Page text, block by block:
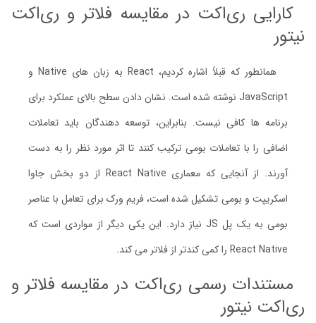
کارایی ری‌اکت در مقایسه فلاتر و ری‌اکت
نیتور
همانطور که قبلاً اشاره کردیم، React به زبان های Native و
JavaScript نوشته شده است. نشان دادن سطح بالای عملکرد برای
برنامه ها کافی نیست. بنابراین، توسعه دهندگان باید تعاملات
اضافی را با تعاملات بومی ترکیب کنند تا اثر مورد نظر را به دست
آورند. از آنجایی که معماری React Native از دو بخش جاوا
اسکریپت و بومی تشکیل شده است، فریم ورک برای تعامل با عناصر
بومی به یک پل JS نیاز دارد. این یکی دیگر از مواردی است که
React Native را کمی کندتر از فلاتر می کند.
مستندات رسمی ری‌اکت در مقایسه فلاتر و
ری‌اکت نیتور